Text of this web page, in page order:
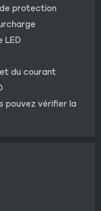
protection
LED
du courant
pouvez vérifier la